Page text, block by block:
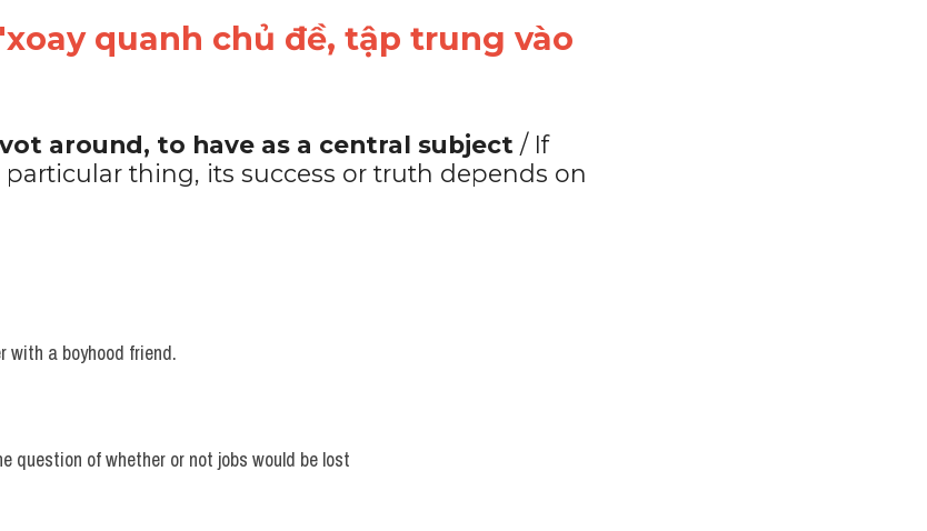
quanh chủ đề, tập trung vào
around, to have as a central subject / If
thing, its success or truth depends on
with a boyhood friend.
question of whether or not jobs would be lost